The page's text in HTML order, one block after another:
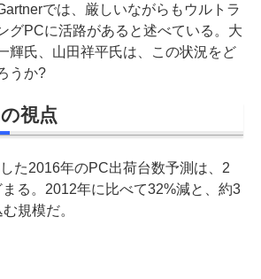
では、厳しいながらもウルトラ
グPCに活路があると述べている。大
輝氏、山田祥平氏は、この状況をど
うか?
視点
た2016年のPC出荷台数予測は、2
る。2012年に比べて32%減と、約3
規模だ。